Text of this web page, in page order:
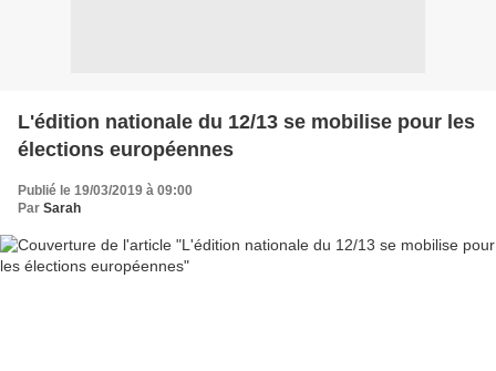
L'édition nationale du 12/13 se mobilise pour les
élections européennes
Publié le 19/03/2019 à 09:00
Par Sarah